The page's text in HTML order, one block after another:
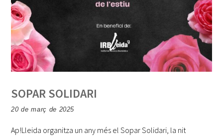
SOPAR SOLIDARI
20 de març de 2025
Ap!Lleida organitza un any més el Sopar Solidari, la nit